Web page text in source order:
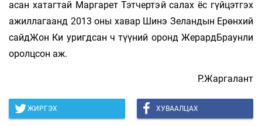
асан хатагтай Маргарет Тэтчертэй салах ёс гүйцэтгэх
ажиллагаанд 2013 оны хавар Шинэ Зеландын Ерөнхий
сайдЖон Ки уригдсан ч түүний оронд ЖерардБраунли
оролцсон аж.
Р.Жаргалант
ЖИРГЭХ ХУВААЛЦАХ